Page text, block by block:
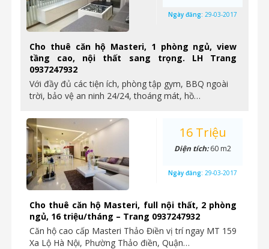
Cho thuê căn hộ Masteri, 1 phòng ngủ, view
tầng cao, nội thất sang trọng. LH Trang
0937247932
Với đầy đủ các tiện ích, phòng tập gym, BBQ ngoài
trời, bảo vệ an ninh 24/24, thoáng mát, hồ…
Ngày đăng: 29-03-2017
Cho thuê căn hộ Masteri, full nội thất, 2 phòng
ngủ, 16 triệu/tháng – Trang 0937247932
Căn hộ cao cấp Masteri Thảo Điền vị trí ngay MT 159
Xa Lộ Hà Nội, Phường Thảo điền, Quận…
16 Triệu
Diện tích:60 m2
Ngày đăng: 29-03-2017